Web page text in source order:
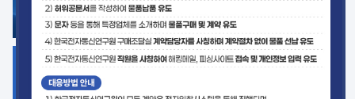
지식공유
플랫폼
ETRI 오픈소스